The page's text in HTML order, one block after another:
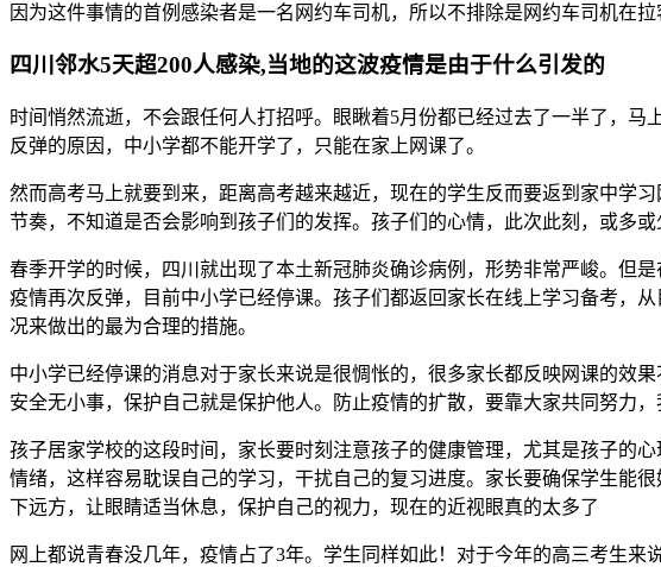
因为这件事情的首例感染者是一名网约车司机，所以不排除是网约车司机在
四川邻水5天超200人感染,当地的这波疫情是由于什么引发的
时间悄然流逝，不会跟任何人打招呼。眼瞅着5月份都已经过去了一半了，
反弹的原因，中小学都不能开学了，只能在家上网课了。
然而高考马上就要到来，距离高考越来越近，现在的学生反而要返到家中学
节奏，不知道是否会影响到孩子们的发挥。孩子们的心情，此次此刻，或多
春季开学的时候，四川就出现了本土新冠肺炎确诊病例，形势非常严峻。但
疫情再次反弹，目前中小学已经停课。孩子们都返回家长在线上学习备考，
况来做出的最为合理的措施。
中小学已经停课的消息对于家长来说是很惆怅的，很多家长都反映网课的效
安全无小事，保护自己就是保护他人。防止疫情的扩散，要靠大家共同努力
孩子居家学校的这段时间，家长要时刻注意孩子的健康管理，尤其是孩子的
情绪，这样容易耽误自己的学习，干扰自己的复习进度。家长要确保学生能
下远方，让眼睛适当休息，保护自己的视力，现在的近视眼真的太多了
网上都说青春没几年，疫情占了3年。学生同样如此！对于今年的高三考生